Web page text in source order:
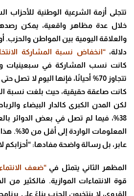
تتجلى أزمة الشرعية الوطنية
خلال عدة مظاهر واقعية، يمكن
والعلاقة اليومية بين المواطن والحزب.
دلالة،“انخفاض نسبة المشاركة
كانت نسب المشاركة في سبعينيات
لكن المدن الكبرى كالدار البيضاء
38%، فيما لم تصل في بعض الدوائر
المعلومات
عابر، بل رسالة واضحة مفادها: “أحزابكم لا
المظهر الثاني يتمثل في“ضعف
قوة الانتماءات الموازية. فالكثير من
القروي، لا ينتخبون الحزب بناءً على